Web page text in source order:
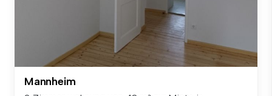
Mannheim